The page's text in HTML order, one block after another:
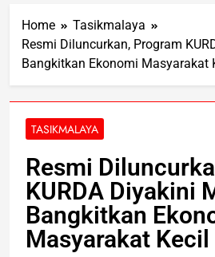
Home
Tasikmalaya
Resmi Diluncurkan, Program
Bangkitkan Ekonomi Masyarakat
TASIKMALAYA
Resmi
KURDA Diyakini
Bangkitkan
Masyarakat Kecil